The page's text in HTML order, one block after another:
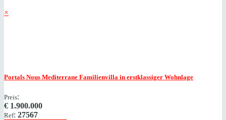
×
Portals Nous Mediterrane Familienvilla in erstklassiger Wohnlage
Preis:
€ 1.900.000
Ref: 27567